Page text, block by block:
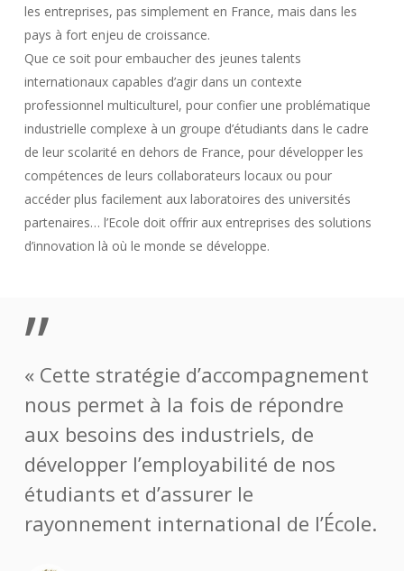
les entreprises, pas simplement en France, mais dans les
pays à fort enjeu de croissance.
Que ce soit pour embaucher des jeunes talents
internationaux capables d’agir dans un contexte
professionnel multiculturel, pour confier une problématique
industrielle complexe à un groupe d’étudiants dans le cadre
de leur scolarité en dehors de France, pour développer les
compétences de leurs collaborateurs locaux ou pour
accéder plus facilement aux laboratoires des universités
partenaires… l’Ecole doit offrir aux entreprises des solutions
d’innovation là où le monde se développe.
”
« Cette stratégie d’accompagnement
nous permet à la fois de répondre
aux besoins des industriels, de
développer l’employabilité de nos
étudiants et d’assurer le
rayonnement international de l’École.